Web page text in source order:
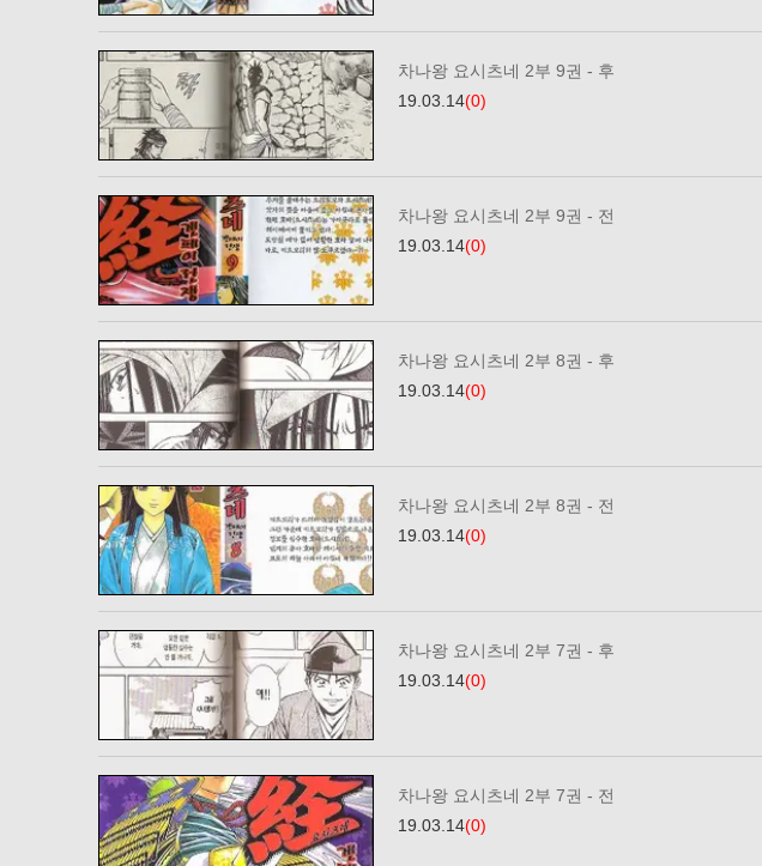
차나왕 요시츠네 2부 9권 - 후
19.03.14(0)
차나왕 요시츠네 2부 9권 - 전
19.03.14(0)
차나왕 요시츠네 2부 8권 - 후
19.03.14(0)
차나왕 요시츠네 2부 8권 - 전
19.03.14(0)
차나왕 요시츠네 2부 7권 - 후
19.03.14(0)
차나왕 요시츠네 2부 7권 - 전
19.03.14(0)